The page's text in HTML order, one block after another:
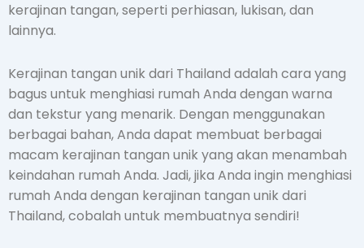
kerajinan tangan, seperti perhiasan, lukisan, dan
lainnya.
Kerajinan tangan unik dari Thailand adalah cara yang
bagus untuk menghiasi rumah Anda dengan warna
dan tekstur yang menarik. Dengan menggunakan
berbagai bahan, Anda dapat membuat berbagai
macam kerajinan tangan unik yang akan menambah
keindahan rumah Anda. Jadi, jika Anda ingin menghiasi
rumah Anda dengan kerajinan tangan unik dari
Thailand, cobalah untuk membuatnya sendiri!